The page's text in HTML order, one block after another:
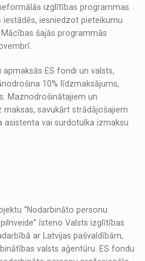
izglītības programmas.
iesniedzot pieteikumu
šajās programmās
ES fondi un valsts,
10% līdzmaksājums,
Maznodrošinātajiem un
savukārt strādājošajiem
asistenta vai surdotulka izmaksu
“Nodarbināto personu
īsteno Valsts izglītības
ar Latvijas pašvaldībām,
valsts aģentūru. ES fondu